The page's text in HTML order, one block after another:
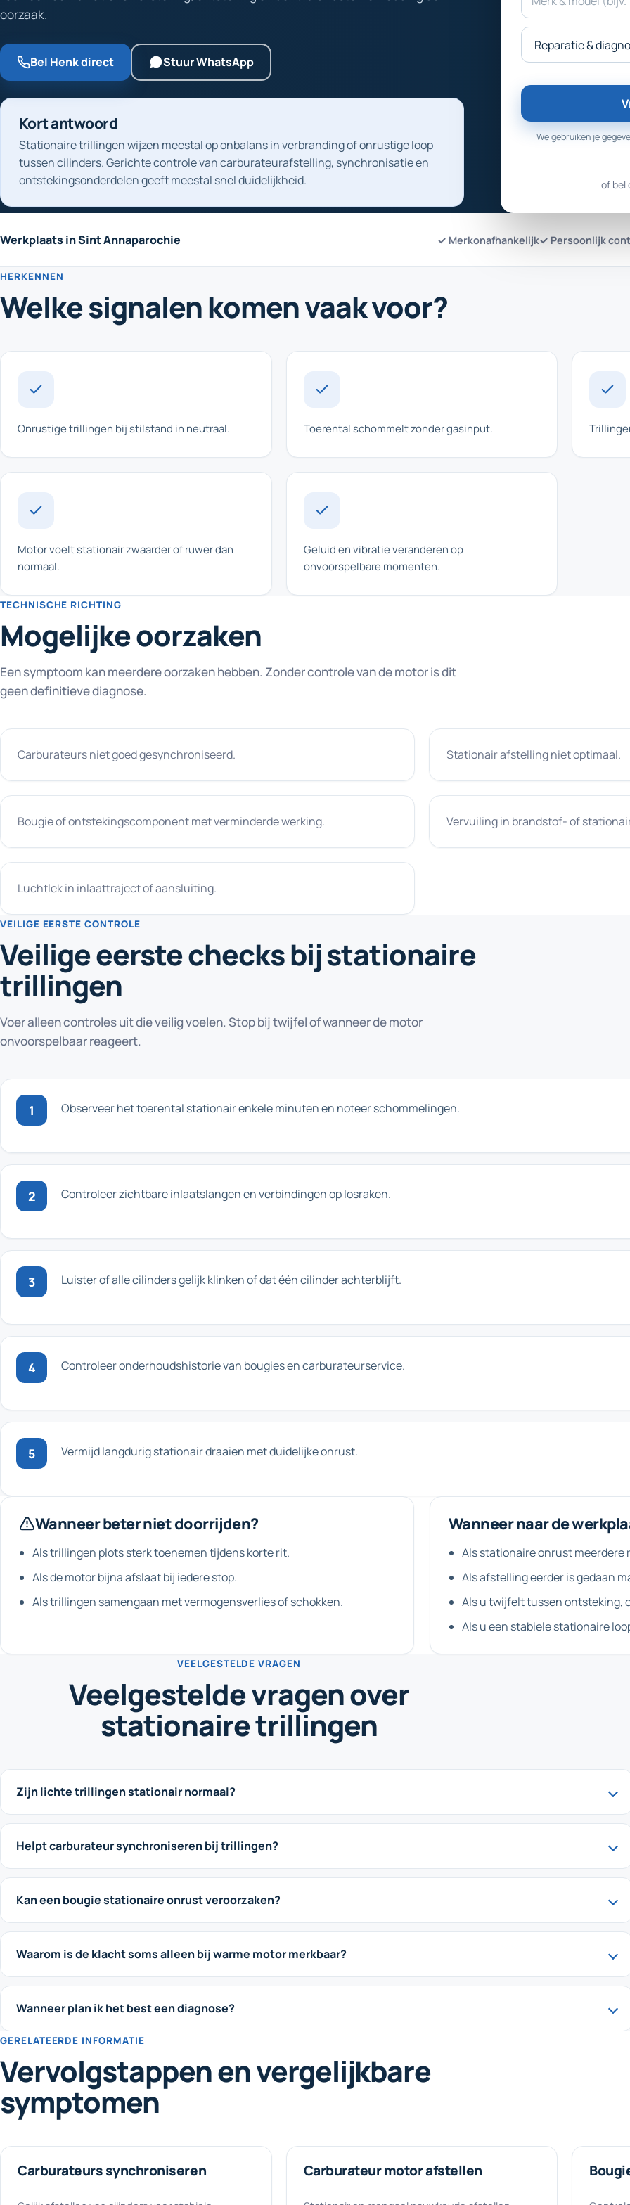
oorzaak.
Bel Henk direct Stuur WhatsApp
Kort antwoord
Stationaire trillingen wijzen meestal op onbalans in verbranding of onrustige loop
tussen cilinders. Gerichte controle van carburateurafstelling, synchronisatie en
ontstekingsonderdelen geeft meestal snel duidelijkheid.
We gebruiken je
of bel
Werkplaats in Sint Annaparochie ✓ Merkonafhankelijk✓ Persoonlijk
HERKENNEN
Welke signalen komen vaak voor?
Onrustige trillingen bij stilstand in neutraal. Toerental schommelt zonder gasinput.
Motor voelt stationair zwaarder of ruwer dan
normaal.
Geluid en vibratie veranderen op
onvoorspelbare momenten.
TECHNISCHE RICHTING
Mogelijke oorzaken
Een symptoom kan meerdere oorzaken hebben. Zonder controle van de motor is dit
geen definitieve diagnose.
Carburateurs niet goed gesynchroniseerd. Stationair afstelling niet optimaal.
Bougie of ontstekingscomponent met verminderde werking. Vervuiling in brandstof- of
Luchtlek in inlaattraject of aansluiting.
VEILIGE EERSTE CONTROLE
Veilige eerste checks bij stationaire
trillingen
Voer alleen controles uit die veilig voelen. Stop bij twijfel of wanneer de motor
onvoorspelbaar reageert.
1 Observeer het toerental stationair enkele minuten en noteer schommelingen.
2 Controleer zichtbare inlaatslangen en verbindingen op losraken.
3 Luister of alle cilinders gelijk klinken of dat één cilinder achterblijft.
4 Controleer onderhoudshistorie van bougies en carburateurservice.
5 Vermijd langdurig stationair draaien met duidelijke onrust.
Wanneer beter niet doorrijden?
Als trillingen plots sterk toenemen tijdens korte rit.
Als de motor bijna afslaat bij iedere stop.
Als trillingen samengaan met vermogensverlies of schokken.
Wanneer naar de
Als stationaire onrust
Als afstelling eerder is gedaan
Als u twijfelt tussen ontsteking,
Als u een stabiele stationaire
VEELGESTELDE VRAGEN
Veelgestelde vragen over
stationaire trillingen
Zijn lichte trillingen stationair normaal?
Helpt carburateur synchroniseren bij trillingen?
Kan een bougie stationaire onrust veroorzaken?
Waarom is de klacht soms alleen bij warme motor merkbaar?
Wanneer plan ik het best een diagnose?
GERELATEERDE INFORMATIE
Vervolgstappen en vergelijkbare
symptomen
Carburateurs synchroniseren Carburateur motor afstellen